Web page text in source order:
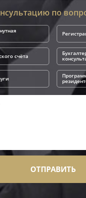
по
счёта
ОТПРАВИТЬ